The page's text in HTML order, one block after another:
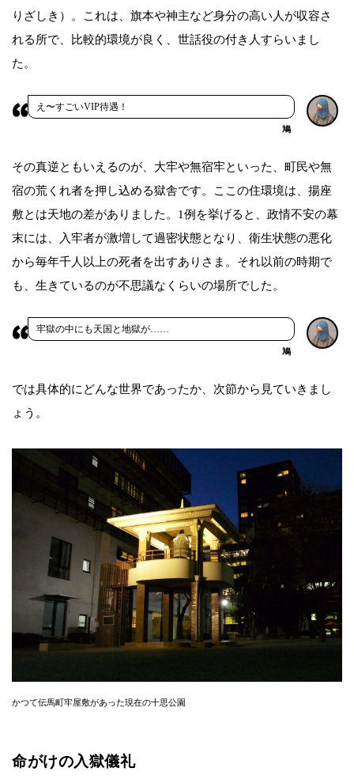
りざしき）。これは、旗本や神主など身分の高い人が収容さ
れる所で、比較的環境が良く、世話役の付き人すらいまし
た。
え〜すごいVIP待遇！
鳩
その真逆ともいえるのが、大牢や無宿牢といった、町民や無
宿の荒くれ者を押し込める獄舎です。ここの住環境は、揚座
敷とは天地の差がありました。1例を挙げると、政情不安の幕
末には、入牢者が激増して過密状態となり、衛生状態の悪化
から毎年千人以上の死者を出すありさま。それ以前の時期で
も、生きているのが不思議なくらいの場所でした。
牢獄の中にも天国と地獄が……
鳩
では具体的にどんな世界であったか、次節から見ていきまし
ょう。
かつて伝馬町牢屋敷があった現在の十思公園
命がけの入獄儀礼